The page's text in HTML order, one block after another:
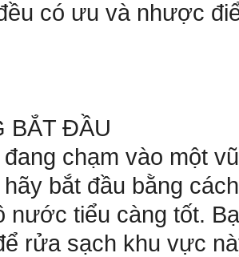
có ưu và nhược
BẮT ĐẦU
đang chạm vào một
bắt đầu bằng
nước tiểu càng tốt.
rửa sạch khu vực